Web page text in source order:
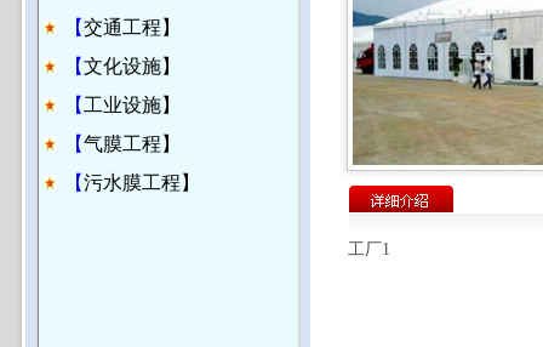
【交通工程】
【文化设施】
【 工业设施】
【气膜工程】
【污水膜工程】
工厂1